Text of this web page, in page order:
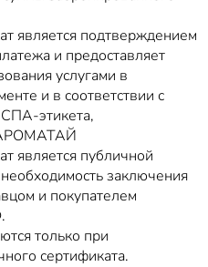
является подтверждением
и предоставляет
услугами в
и в соответствии с
этикета,
АРОМАТАЙ
является публичной
заключения
и покупателем
только при
сертификата.